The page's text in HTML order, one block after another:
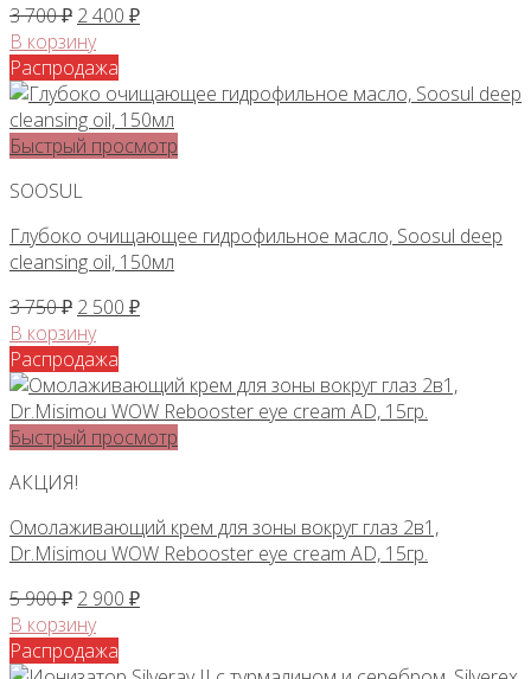
3 700₽ Первоначальная
цена
составляла
3
700 ₽.
2 400 ₽Текущая
400 ₽.
В корзину
Распродажа
Быстрый просмотр
SOOSUL
Глубоко очищающее гидрофильное масло, Soosul deep
cleansing oil, 150мл
3 750₽ Первоначальная
цена
составляла
3
750 ₽.
2 500 ₽Текущая
500 ₽.
В корзину
Распродажа
Быстрый просмотр
АКЦИЯ!
Омолаживающий крем для зоны вокруг глаз 2в1,
Dr.Misimou WOW Rebooster eye cream AD, 15гр.
5 900₽ Первоначальная
цена
составляла
2 900 ₽Текущая
В корзину
Распродажа